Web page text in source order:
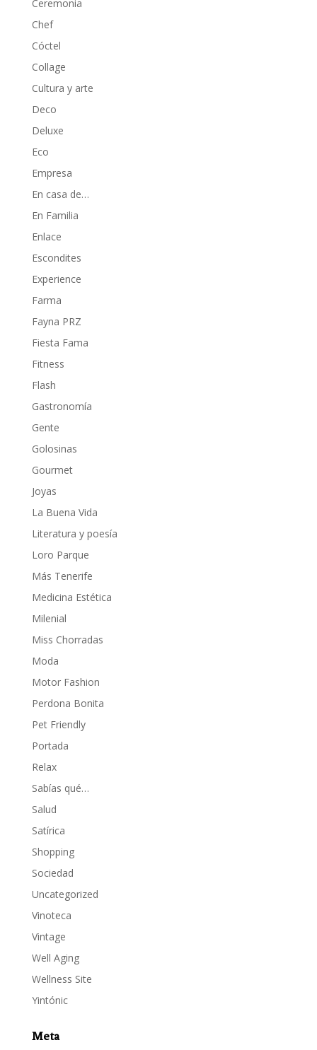
Ceremonia
Chef
Cóctel
Collage
Cultura y arte
Deco
Deluxe
Eco
Empresa
En casa de…
En Familia
Enlace
Escondites
Experience
Farma
Fayna PRZ
Fiesta Fama
Fitness
Flash
Gastronomía
Gente
Golosinas
Gourmet
Joyas
La Buena Vida
Literatura y poesía
Loro Parque
Más Tenerife
Medicina Estética
Milenial
Miss Chorradas
Moda
Motor Fashion
Perdona Bonita
Pet Friendly
Portada
Relax
Sabías qué…
Salud
Satírica
Shopping
Sociedad
Uncategorized
Vinoteca
Vintage
Well Aging
Wellness Site
Yintónic
Meta